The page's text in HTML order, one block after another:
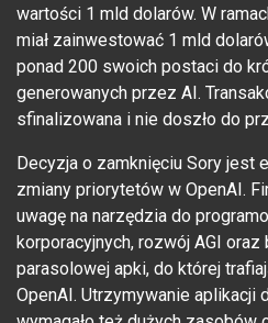
wartości 1 mld dolarów. W
miał zainwestować 1 mld
ponad 200 swoich postaci do
generowanych przez AI.
sfinalizowana i nie doszło do
Decyzja o zamknięciu Sory jest
zmiany priorytetów w OpenAI.
uwagę na narzędzia do
korporacyjnych, rozwój AGI oraz
parasolowej apki, do której
OpenAI. Utrzymywanie aplikacji